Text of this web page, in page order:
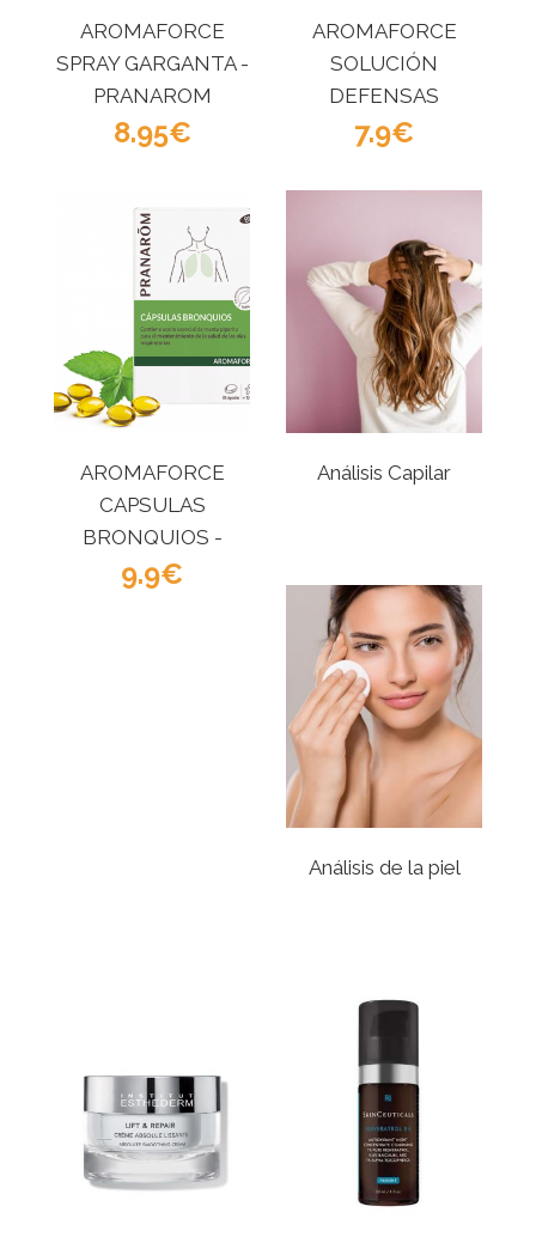
AROMAFORCE
SPRAY GARGANTA -
PRANAROM
8.95
AROMAFORCE
SOLUCIÓN
DEFENSAS
NATURALES -
7.9
AROMAFORCE
CAPSULAS
BRONQUIOS -
PRANAROM
9.9
Análisis Capilar
Análisis de la piel